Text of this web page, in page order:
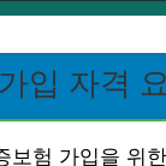
입 자격
보험 가입을 위